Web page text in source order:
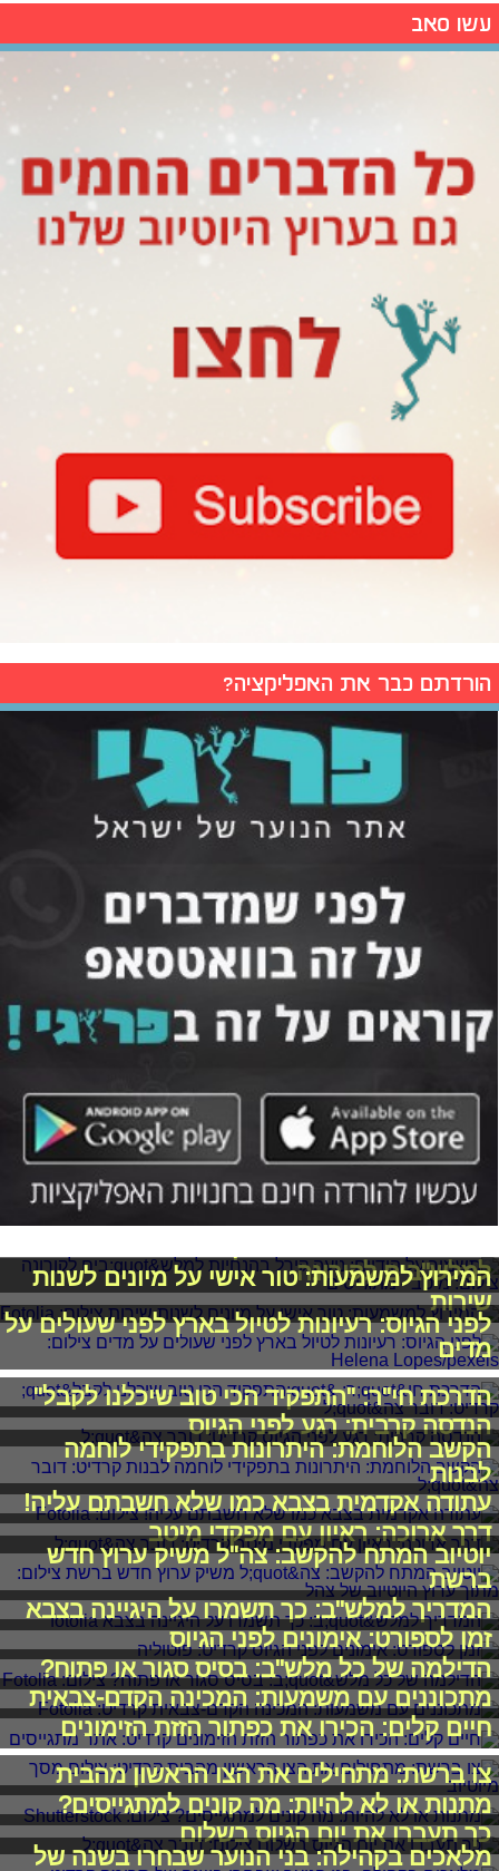
עשו סאב
הורדתם כבר את האפליקציה?
למלש"בים לקורונה
המירוץ למשמעות: טור אישי על מיונים לשנות
שירות
לפני הגיוס: רעיונות לטיול בארץ לפני שעולים על
מדים
הדרכת חי"ר: "התפקיד הכי טוב שיכלנו לקבל"
הנדסה קרבית: רגע לפני הגיוס
הקשב הלוחמת: היתרונות בתפקידי לוחמה
לבנות
עתודה אקדמית בצבא כמו שלא חשבתם עליה!
דרך ארוכה: ראיון עם מפקדי מיטב
יוטיוב המתח להקשב: צה"ל משיק ערוץ חדש
ברשת
המדריך למלש"ב: כך תשמרו על היגיינה בצבא
זמן לספורט: אימונים לפני הגיוס
הדילמה של כל מלש"ב: בסיס סגור או פתוח?
מתכוננים עם משמעות: המכינה הקדם-צבאית
חיים קלים: הכירו את כפתור הזזת הזימונים
צו ברשת: מתחילים את הצו הראשון מהבית
מתנות או לא להיות: מה קונים למתגייסים?
כך תעברו את יום הגיוס בשלום
מלאכים בקהילה: בני הנוער שבחרו בשנה של